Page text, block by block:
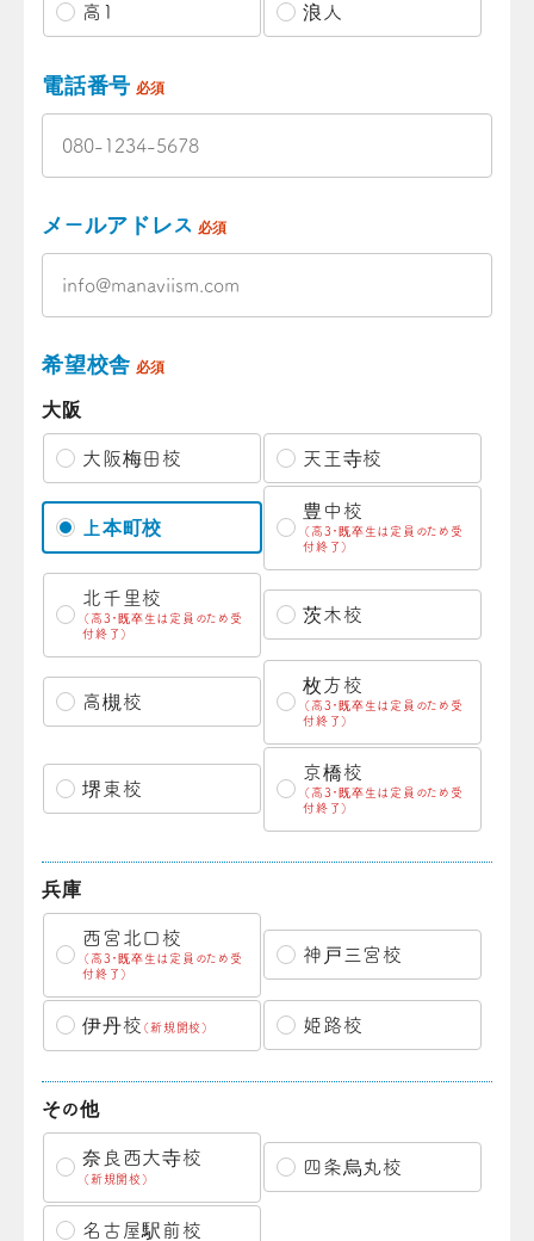
高1 浪人
電話番号 必須
メールアドレス 必須
希望校舎 必須
大阪
大阪梅田校 天王寺校
上本町校
豊中校
（高3・既卒生は定員のため受
付終了）
北千里校
（高3・既卒生は定員のため受
付終了）
茨木校
高槻校
枚方校
（高3・既卒生は定員のため受
付終了）
堺東校
京橋校
（高3・既卒生は定員のため受
付終了）
兵庫
西宮北口校
（高3・既卒生は定員のため受
付終了）
神戸三宮校
伊丹校 （新規開校） 姫路校
その他
奈良西大寺校
（新規開校）
四条烏丸校
名古屋駅前校